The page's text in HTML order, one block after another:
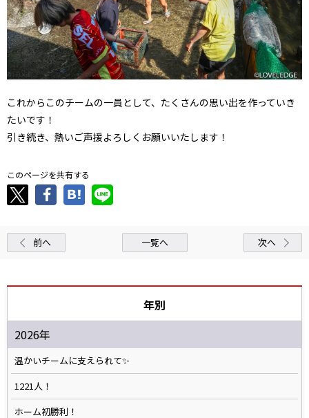
これからこのチームの一員として、たくさんの思い出を作っていき
たいです！
引き続き、熱いご声援よろしくお願いいたします！
このページを共有する
前へ 一覧へ 次へ
年別
2026年
温かいチームに支えられて✨️
1221人！
ホーム初勝利！